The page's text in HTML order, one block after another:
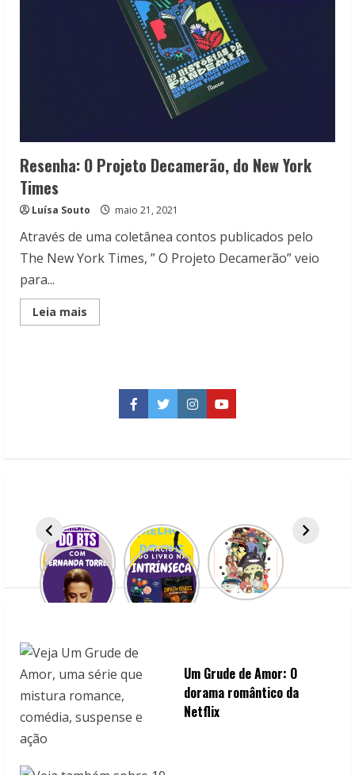
Resenha: O Projeto Decamerão, do New York
Times
Luísa Souto maio 21, 2021
Através de uma coletânea contos publicados pelo
The New York Times, ” O Projeto Decamerão” veio
para...
Leia mais
more
Times
Facebook
TwitterInstagramYouTube
Um Grude de Amor: O
dorama romântico da
Netflix